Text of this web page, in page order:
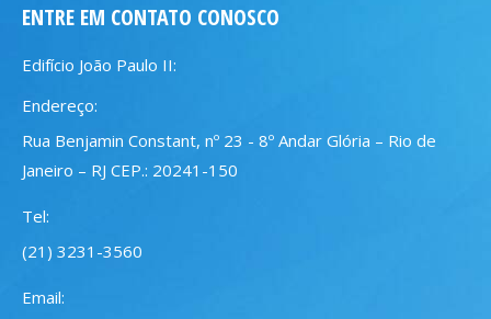
ENTRE EM CONTATO CONOSCO
Edifício João Paulo II:
Endereço:
Rua Benjamin Constant, nº 23 - 8º Andar Glória – Rio de
Janeiro – RJ CEP.: 20241-150
Tel:
(21) 3231-3560
Email: